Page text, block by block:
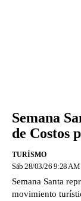
Semana
de Costos
TURÍSMO
Sáb 28/03/26 9:28 AM
Semana Santa
movimiento